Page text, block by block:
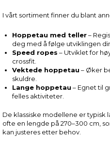
I vårt sortiment finner du blant
Hoppetau med teller–
deg med å følge utviklingen
Speed ropes – Utviklet for
crossfit.
Vektede hoppetau – Øker
skuldre.
Lange hoppetau – Egnet til
felles aktiviteter.
De klassiske modellene er typisk
ofte en lengde på 270–300 cm,
kan justeres etter behov.